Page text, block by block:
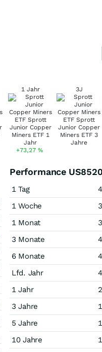
1 Jahr
+73,27 %
3J
Performance
1 Tag
1 Woche
1 Monat
3 Monate
6 Monate
Lfd. Jahr
1 Jahr
3 Jahre
5 Jahre
10 Jahre